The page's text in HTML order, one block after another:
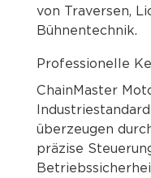
von Traversen,
Bühnentechnik.
Professionelle
ChainMaster
überzeugen
präzise